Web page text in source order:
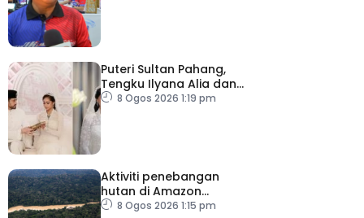
Puteri Sultan Pahang,
Tengku Ilyana Alia dan
pasangan selamat
8 Ogos 2026 1:19 pm
Aktiviti penebangan
hutan di Amazon
merosot dalam tempoh
8 Ogos 2026 1:15 pm